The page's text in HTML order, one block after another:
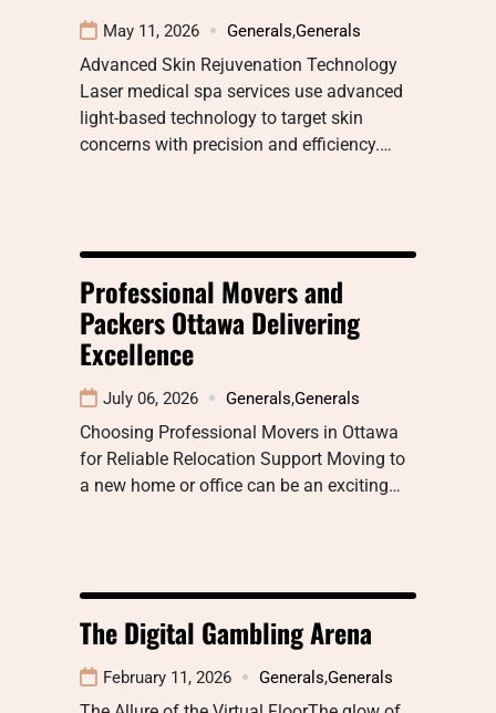
May 11, 2026 Generals,Generals
Advanced Skin Rejuvenation Technology
Laser medical spa services use advanced
light-based technology to target skin
concerns with precision and efficiency.…
Professional Movers and
Packers Ottawa Delivering
Excellence
July 06, 2026 Generals,Generals
Choosing Professional Movers in Ottawa
for Reliable Relocation Support Moving to
a new home or office can be an exciting…
The Digital Gambling Arena
February 11, 2026 Generals,Generals